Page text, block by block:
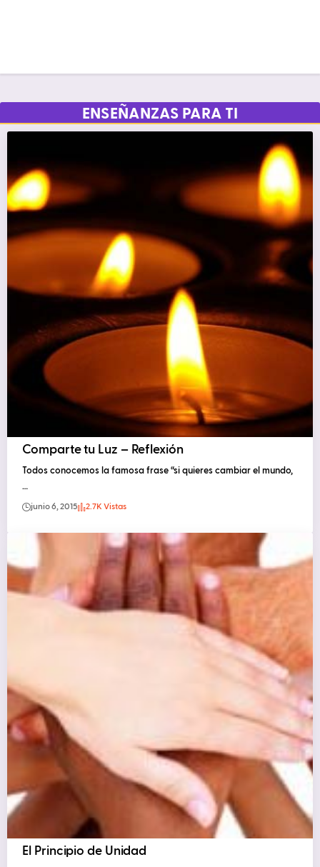
ENSEÑANZAS PARA TI
Comparte tu Luz – Reflexión
Todos conocemos la famosa frase “si quieres cambiar el mundo,
…
junio 6, 2015 2.7K Vistas
El Principio de Unidad